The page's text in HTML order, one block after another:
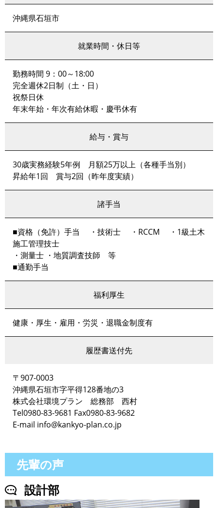
沖縄県石垣市
就業時間・休日等
勤務時間 9：00～18:00
完全週休2日制（土・日）
祝祭日休
年末年始・年次有給休暇・慶弔休有
給与・賞与
30歳実務経験5年例 月額25万以上（各種手当別）
昇給年1回 賞与2回（昨年度実績）
諸手当
■資格（免許）手当 ・技術士 ・RCCM ・1級土木
施工管理技士
・測量士 ・地質調査技師 等
■通勤手当
福利厚生
健康・厚生・雇用・労災・退職金制度有
履歴書送付先
〒907-0003
沖縄県石垣市字平得128番地の3
株式会社環境プラン 総務部 西村
Tel0980-83-9681 Fax0980-83-9682
E-mail info@kankyo-plan.co.jp
先輩の声
設計部